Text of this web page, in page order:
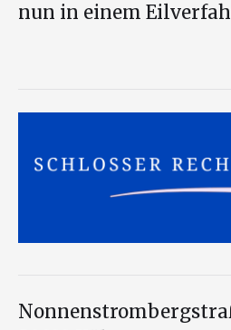
nun in einem